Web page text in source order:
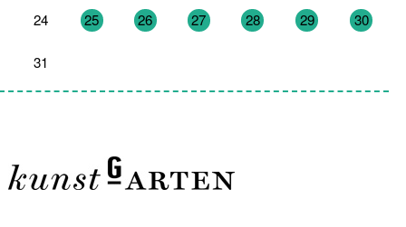
24 25 26 27 28 29 30
31